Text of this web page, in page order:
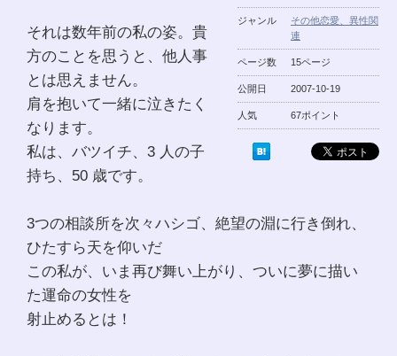
ジャンル
その他恋愛、異性関
連
ページ数 15ページ
公開日 2007-10-19
人気 67ポイント
それは数年前の私の姿。貴
方のことを思うと、他人事
とは思えません。
肩を抱いて一緒に泣きたく
なります。
私は、バツイチ、3 人の子
持ち、50 歳です。
3つの相談所を次々ハシゴ、絶望の淵に行き倒れ、
ひたすら天を仰いだ
この私が、いま再び舞い上がり、ついに夢に描い
た運命の女性を
射止めるとは！